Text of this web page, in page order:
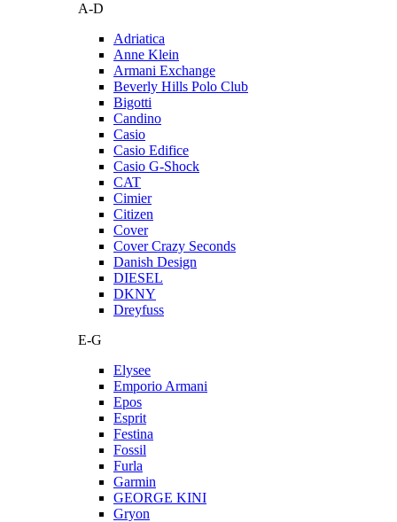
A-D
Adriatica
Anne Klein
Armani Exchange
Beverly Hills Polo Club
Bigotti
Candino
Casio
Casio Edifice
Casio G-Shock
CAT
Cimier
Citizen
Cover
Cover Crazy Seconds
Danish Design
DIESEL
DKNY
Dreyfuss
E-G
Elysee
Emporio Armani
Epos
Esprit
Festina
Fossil
Furla
Garmin
GEORGE KINI
Gryon